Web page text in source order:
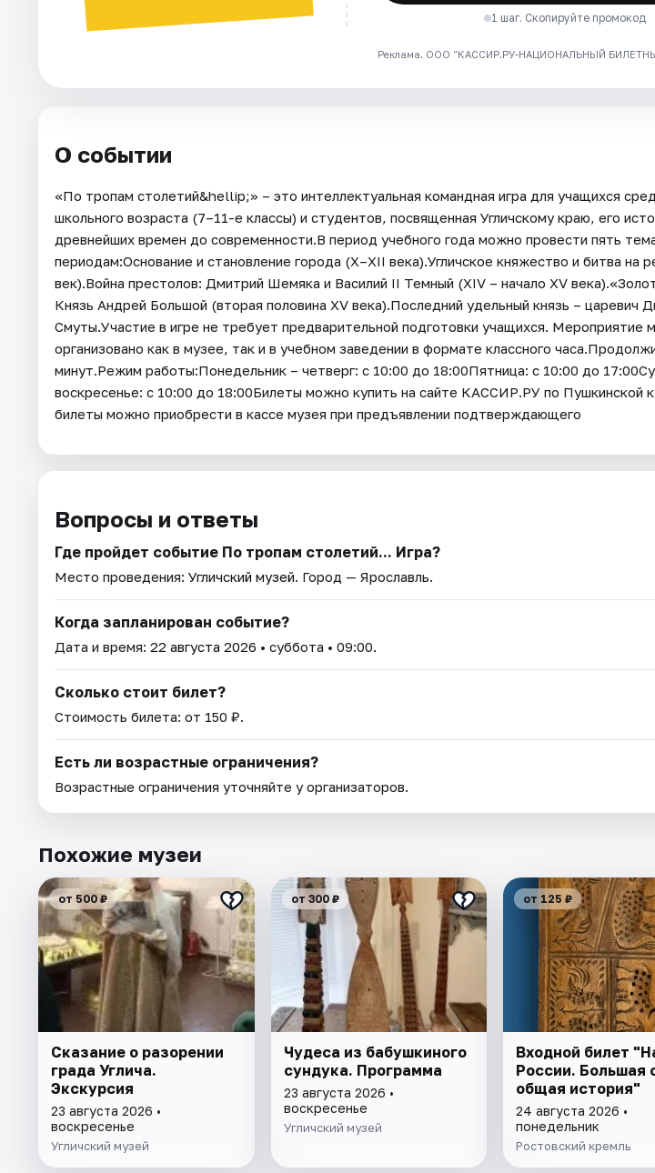
1 шаг. Скопируйте промокод
Реклама. ООО "КАССИР.РУ-НАЦИОНАЛЬНЫЙ
О событии
«По тропам столетий&hellip;» – это интеллектуальная командная игра для учащихся
школьного возраста (7–11-е классы) и студентов, посвященная Угличскому краю, его
древнейших времен до современности.В период учебного года можно провести пять
периодам:Основание и становление города (X–XII века).Угличское княжество и битва на
век).Война престолов: Дмитрий Шемяка и Василий II Темный (XIV – начало XV
Князь Андрей Большой (вторая половина XV века).Последний удельный князь – царевич
Смуты.Участие в игре не требует предварительной подготовки учащихся. Мероприятие
организовано как в музее, так и в учебном заведении в формате классного
минут.Режим работы:Понедельник – четверг: с 10:00 до 18:00Пятница: с 10:00 до
воскресенье: с 10:00 до 18:00Билеты можно купить на сайте КАССИР.РУ по Пушкинской
билеты можно приобрести в кассе музея при предъявлении подтверждающего
Вопросы и ответы
Где пройдет событие По тропам столетий... Игра?
Место проведения: Угличский музей. Город — Ярославль.
Когда запланирован событие?
Дата и время: 22 августа 2026 • суббота • 09:00.
Сколько стоит билет?
Стоимость билета: от 150 ₽.
Есть ли возрастные ограничения?
Возрастные ограничения уточняйте у организаторов.
Похожие музеи
от 500 ₽
Сказание о разорении
града Углича.
Экскурсия
23 августа 2026 •
воскресенье
Угличский музей
от 300 ₽
Чудеса из бабушкиного
сундука. Программа
23 августа 2026 •
воскресенье
Угличский музей
от 125 ₽
Входной билет
России. Большая
общая история"
24 августа 2026 •
понедельник
Ростовский кремль